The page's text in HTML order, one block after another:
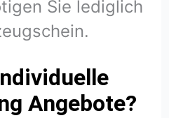
Sie lediglich
Angebote?